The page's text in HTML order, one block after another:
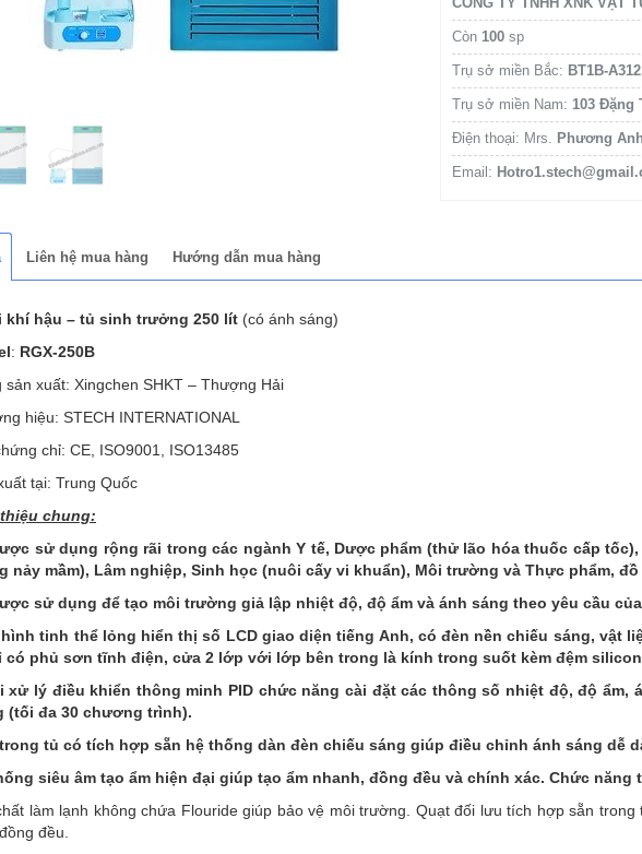
Còn 100 sp
Trụ sở miền Bắc: BT1B-
Trụ sở miền Nam: 103 Đặng
Điện thoại: Mrs. Phương
Email:
Liên hệ mua hàng Hướng dẫn mua hàng
khí hậu – tủ sinh trưởng 250 lít (có ánh sáng)
: RGX-250B
sản xuất: Xingchen SHKT – Thượng Hải
hiệu: STECH INTERNATIONAL
chỉ: CE, ISO9001, ISO13485
tại: Trung Quốc
chung:
sử dụng rộng rãi trong các ngành Y tế, Dược phẩm (thử lão hóa thuốc cấp
nảy mầm), Lâm nghiệp, Sinh học (nuôi cấy vi khuẩn), Môi trường và Thực phẩm,
sử dụng để tạo môi trường giả lập nhiệt độ, độ ẩm và ánh sáng theo yêu cầu
hình tinh thể lỏng hiển thị số LCD giao diện tiếng Anh, có đèn nền chiếu sáng, vật
có phủ sơn tĩnh điện, cửa 2 lớp với lớp bên trong là kính trong suốt kèm đệm
xử lý điều khiển thông minh PID chức năng cài đặt các thông số nhiệt độ, độ
(tối đa 30 chương trình).
tủ có tích hợp sẵn hệ thống dàn đèn chiếu sáng giúp điều chỉnh ánh sáng dễ
siêu âm tạo ẩm hiện đại giúp tạo ẩm nhanh, đồng đều và chính xác. Chức
làm lạnh không chứa Flouride giúp bảo vệ môi trường. Quạt đối lưu tích hợp sẵn
đều.